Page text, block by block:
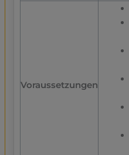
Voraussetzungen